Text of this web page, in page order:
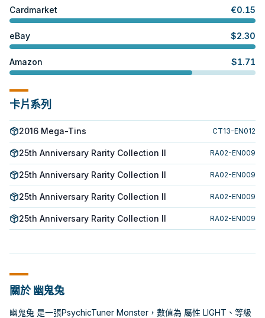
Cardmarket €0.15
eBay $2.30
Amazon $1.71
卡片系列
2016 Mega-Tins CT13-EN012
25th Anniversary Rarity Collection II RA02-EN009
25th Anniversary Rarity Collection II RA02-EN009
25th Anniversary Rarity Collection II RA02-EN009
25th Anniversary Rarity Collection II RA02-EN009
關於 幽鬼兔
幽鬼兔 是一張PsychicTuner Monster，數值為 屬性 LIGHT、等級